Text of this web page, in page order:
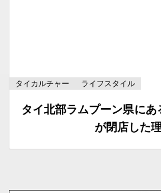
タイカルチャー ライフスタイル
タイ北部ラムプーン県に
が閉店した